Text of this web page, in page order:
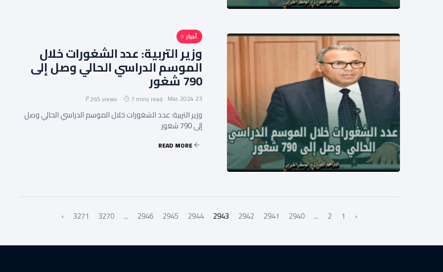
أخبار
وزير التربية: عدد الشغورات خلال
الموسم الدراسي الحالي وصل إلى
790 شغور
23 Mar, 2024
7 mins read
265 views
وزير التربية: عدد الشغورات خلال الموسم الدراسي الحالي وصل
إلى 790 شغور
READ MORE
‹
1
2
...
2940
2941
2942
2943
2944
2945
2946
...
3270
3271
›